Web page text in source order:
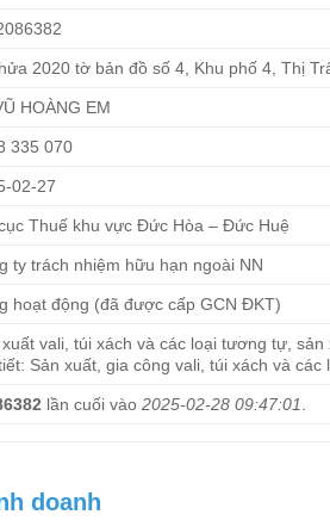
2020 tờ bản đồ số 4, Khu phố 4, Thị
HOÀNG EM
335 070
02-27
Thuế khu vực Đức Hòa – Đức Huệ
ty trách nhiệm hữu hạn ngoài NN
hoạt động (đã được cấp GCN ĐKT)
xuất vali, túi xách và các loại tương tự, sản
Sản xuất, gia công vali, túi xách và các
lần cuối vào 2025-02-28 09:47:01
doanh